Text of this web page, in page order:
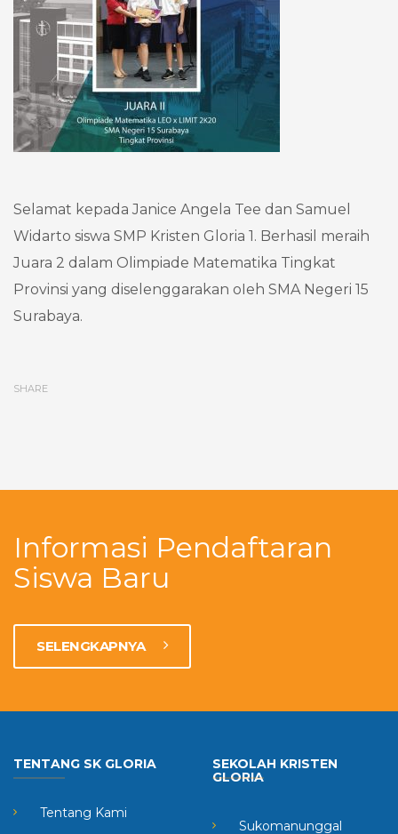
Selamat kepada Janice Angela Tee dan Samuel
Widarto siswa SMP Kristen Gloria 1. Berhasil meraih
Juara 2 dalam Olimpiade Matematika Tingkat
Provinsi yang diselenggarakan oIeh SMA Negeri 15
Surabaya.
SHARE
Informasi Pendaftaran
Siswa Baru
SELENGKAPNYA
TENTANG SK GLORIA
Tentang Kami
SEKOLAH KRISTEN
GLORIA
Sukomanunggal